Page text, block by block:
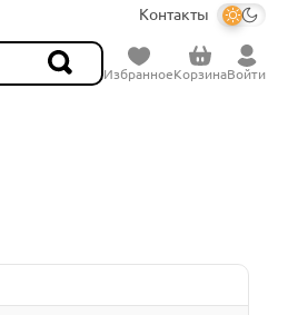
Контакты
ИзбранноеКорзинаВойти